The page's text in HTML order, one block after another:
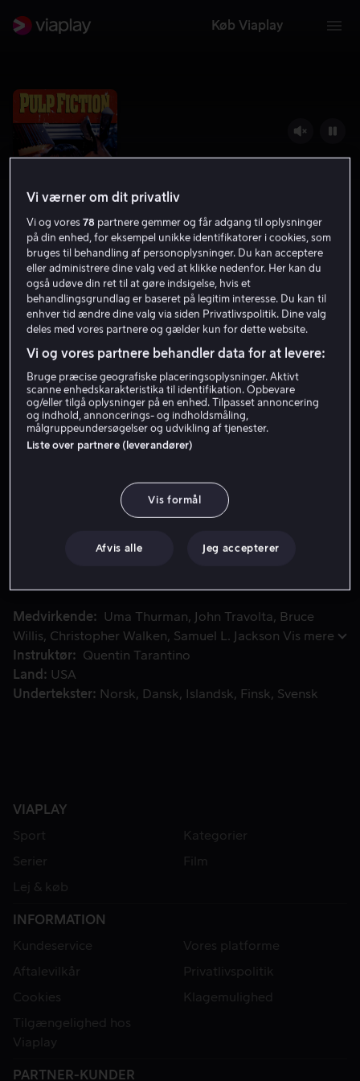
Køb Viaplay
Pulp Fiction
8.8 Action 1994 2 t. 28 min
15 år
HD
Lej 49 kr
Køb 109 kr
Se trailer
Quentin Tarantinos Oscarbelønnede stjernespækkede
Quentin Tarantinos Oscarbelønnede stjernespækkede
og to røvere på en restaurant. Det hele bindes sammen i
Medvirkende Uma Thurman John Travolta
Bruce
Willis
Christopher Walken Samuel L. Jackson Vis mere
Instruktør
Quentin Tarantino
Land
USA
Undertekster
Norsk Dansk Islandsk Finsk Svensk
VIAPLAY
Sport
Kategorier
Serier
Film
Lej & køb
INFORMATION
Kundeservice
Vores platforme
Aftalevilkår
Privatlivspolitik
Cookies
Klagemulighed
Tilgængelighed hos
Viaplay
PARTNER-KUNDER
Vi værner om dit privatliv
Vi og vores78 partnere gemmer og får adgang til oplysninger
på din enhed, for eksempel unikke identifikatorer i cookies, som
bruges til behandling af personoplysninger. Du kan acceptere
eller administrere dine valg ved at klikke nedenfor. Her kan du
også udøve din ret til at gøre indsigelse, hvis et
behandlingsgrundlag er baseret på legitim interesse. Du kan til
enhver tid ændre dine valg via siden Privatlivspolitik. Dine valg
deles med vores partnere og gælder kun for dette website.
Vi og vores partnere behandler data for at levere:
Bruge præcise geografiske placeringsoplysninger. Aktivt
scanne enhedskarakteristika til identifikation. Opbevare
og/eller tilgå oplysninger på en enhed. Tilpasset annoncering
og indhold, annoncerings- og indholdsmåling,
målgruppeundersøgelser og udvikling af tjenester.
Liste over partnere (leverandører)
Vis formål
Afvis alle Jeg accepterer